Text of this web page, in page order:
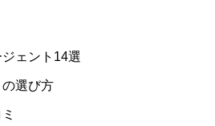
ェント14選
選び方